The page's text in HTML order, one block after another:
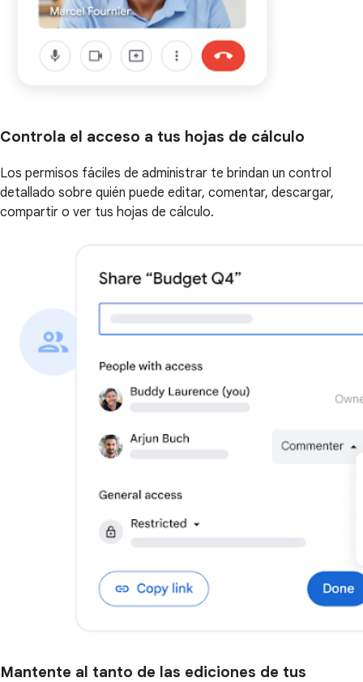
Controla el acceso a tus hojas de cálculo
Los permisos fáciles de administrar te brindan un control
detallado sobre quién puede editar, comentar, descargar,
compartir o ver tus hojas de cálculo.
Mantente al tanto de las ediciones de tus